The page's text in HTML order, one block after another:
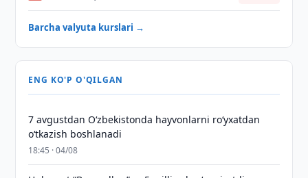
Barcha valyuta kurslari →
ENG KO'P O'QILGAN
7 avgustdan O‘zbekistonda hayvonlarni ro‘yxatdan
o‘tkazish boshlanadi
18:45 · 04/08